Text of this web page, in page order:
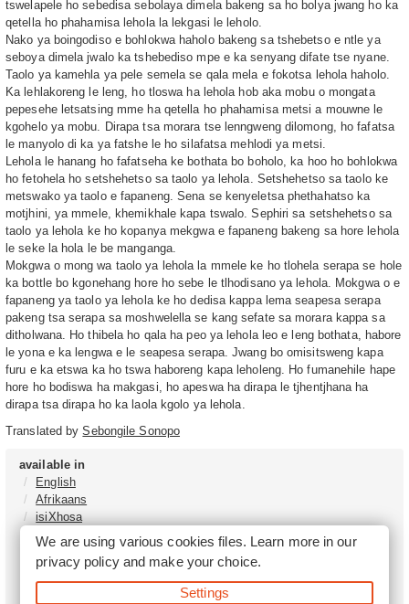
tswelapele ho sebedisa sebolaya dimela bakeng sa ho bolya jwang ho ka
qetella ho phahamisa lehola la lekgasi le leholo.
Nako ya boingodiso e bohlokwa haholo bakeng sa tshebetso e ntle ya
seboya dimela jwalo ka tshebediso mpe e ka senyang difate tse nyane.
Taolo ya kamehla ya pele semela se qala mela e fokotsa lehola haholo.
Ka lehlakoreng le leng, ho tloswa ha lehola hob aka mobu o mongata
pepesehe letsatsing mme ha qetella ho phahamisa metsi a mouwne le
kgohelo ya mobu. Dirapa tsa morara tse lenngweng dilomong, ho fafatsa
le manyolo di ka ya fatshe le ho silafatsa mehlodi ya metsi.
Lehola le hanang ho fafatseha ke bothata bo boholo, ka hoo ho bohlokwa
ho fetohela ho setshehetso sa taolo ya lehola. Setshehetso sa taolo ke
metswako ya taolo e fapaneng. Sena se kenyeletsa phethahatso ka
motjhini, ya mmele, khemikhale kapa tswalo. Sephiri sa setshehetso sa
taolo ya lehola ke ho kopanya mekgwa e fapaneng bakeng sa hore lehola
le seke la hola le be manganga.
Mokgwa o mong wa taolo ya lehola la mmele ke ho tlohela serapa se hole
ka bottle bo kgonehang hore ho sebe le tlhodisano ya lehola. Mokgwa o e
fapaneng ya taolo ya lehola ke ho dedisa kappa lema seapesa serapa
pakeng tsa serapa sa moshwelella se kang sefate sa morara kappa sa
ditholwana. Ho thibela ho qala ha peo ya lehola leo e leng bothata, habore
le yona e ka lengwa e le seapesa serapa. Jwang bo omisitsweng kapa
furu e ka etswa ka ho tswa haboreng kapa leholeng. Ho fumanehile hape
hore ho bodiswa ha makgasi, ho apeswa ha dirapa le tjhentjhana ha
dirapa tsa dirapa ho ka laola kgolo ya lehola.
Translated bySebongile Sonopo
available in
English
Afrikaans
isiXhosa
isiZulu
Tshivenḓa
Sepedi
We are using various cookies files. Learn more in our
privacy policyand make your choice.
Settings